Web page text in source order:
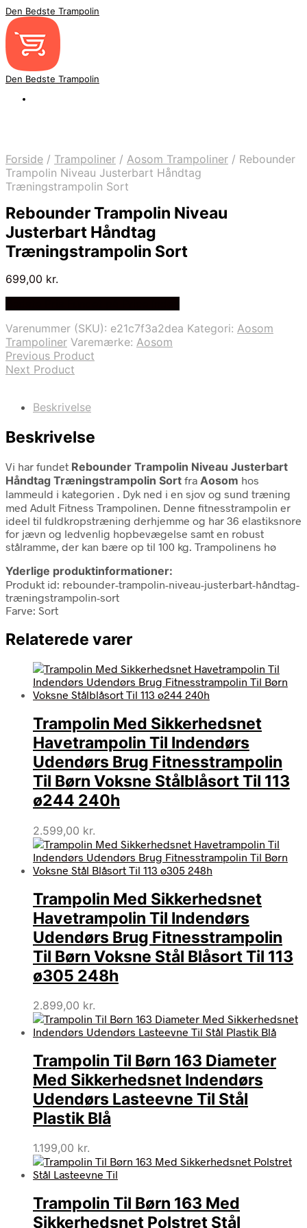
Den Bedste Trampolin
Den Bedste Trampolin
Forside / Trampoliner / Aosom Trampoliner / Rebounder
Trampolin Niveau Justerbart Håndtag
Træningstrampolin Sort
Rebounder Trampolin Niveau
Justerbart Håndtag
Træningstrampolin Sort
699,00 kr.
Varenummer (SKU): e21c7f3a2dea Kategori: Aosom
Trampoliner Varemærke: Aosom
Previous Product
Next Product
Beskrivelse
Beskrivelse
Vi har fundet Rebounder Trampolin Niveau Justerbart
Håndtag Træningstrampolin Sort fra Aosom hos
lammeuld i kategorien . Dyk ned i en sjov og sund træning
med Adult Fitness Trampolinen. Denne fitnesstrampolin er
ideel til fuldkropstræning derhjemme og har 36 elastiksnore
for jævn og ledvenlig hopbevægelse samt en robust
stålramme, der kan bære op til 100 kg. Trampolinens hø
Yderlige produktinformationer:
Produkt id: rebounder-trampolin-niveau-justerbart-håndtag-
træningstrampolin-sort
Farve: Sort
Relaterede varer
Trampolin Med Sikkerhedsnet
Havetrampolin Til Indendørs
Udendørs Brug Fitnesstrampolin
Til Børn Voksne Stålblåsort Til 113
ø244 240h
2.599,00 kr.
Trampolin Med Sikkerhedsnet
Havetrampolin Til Indendørs
Udendørs Brug Fitnesstrampolin
Til Børn Voksne Stål Blåsort Til 113
ø305 248h
2.899,00 kr.
Trampolin Til Børn 163 Diameter
Med Sikkerhedsnet Indendørs
Udendørs Lasteevne Til Stål
Plastik Blå
1.199,00 kr.
Trampolin Til Børn 163 Med
Sikkerhedsnet Polstret Stål